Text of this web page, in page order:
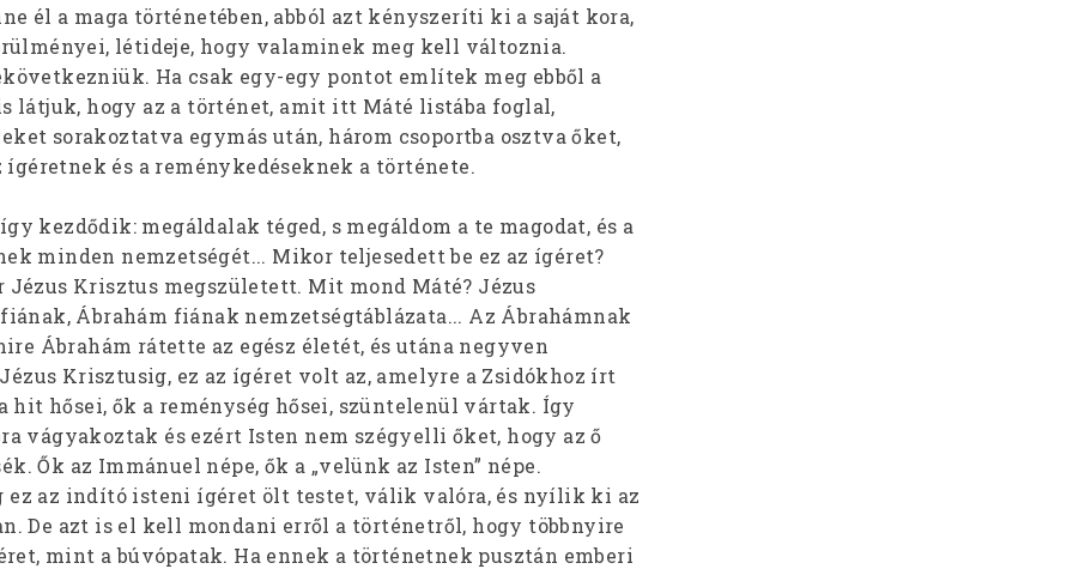
él a maga történetében, abból azt kényszeríti ki a saját kora,
létideje, hogy valaminek meg kell változnia.
Ha csak egy-egy pontot említek meg ebből a
látjuk, hogy az a történet, amit itt Máté listába foglal,
sorakoztatva egymás után, három csoportba osztva őket,
ígéretnek és a reménykedéseknek a története.
kezdődik: megáldalak téged, s megáldom a te magodat, és a
minden nemzetségét... Mikor teljesedett be ez az ígéret?
Jézus Krisztus megszületett. Mit mond Máté? Jézus
Ábrahám fiának nemzetségtáblázata... Az Ábrahámnak
Ábrahám rátette az egész életét, és utána negyven
Krisztusig, ez az ígéret volt az, amelyre a Zsidókhoz írt
hit hősei, ők a reménység hősei, szüntelenül vártak. Így
vágyakoztak és ezért Isten nem szégyelli őket, hogy az ő
Ők az Immánuel népe, ők a „velünk az Isten” népe.
ez az indító isteni ígéret ölt testet, válik valóra, és nyílik ki az
De azt is el kell mondani erről a történetről, hogy többnyire
mint a búvópatak. Ha ennek a történetnek pusztán emberi